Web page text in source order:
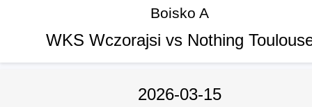
Boisko A
WKS Wczorajsi vs Nothing
2026-03-15